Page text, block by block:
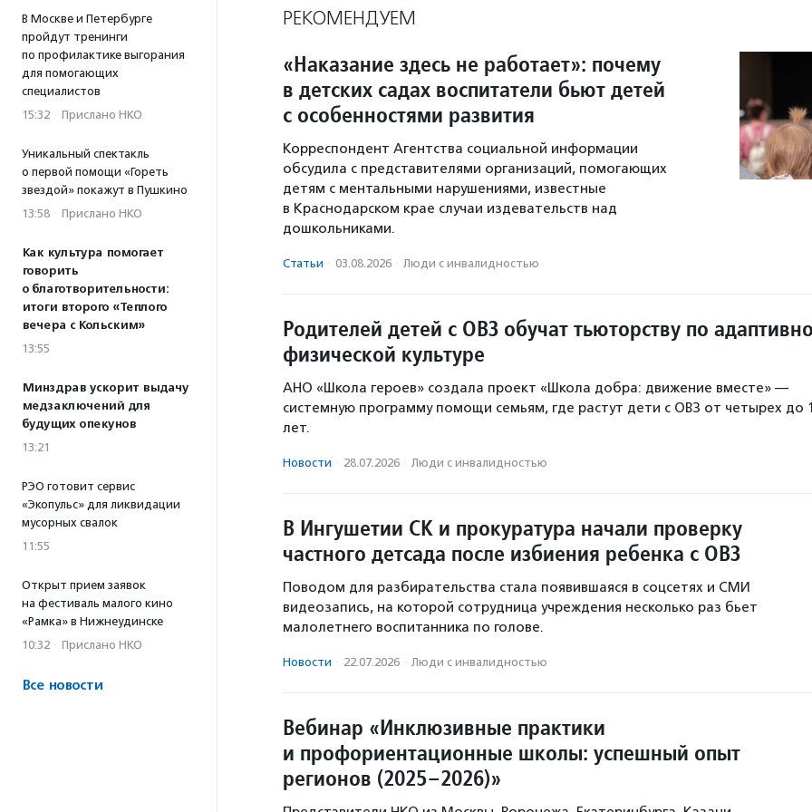
В Москве и Петербурге
пройдут тренинги
по профилактике выгорания
для помогающих
специалистов
15:32 · Прислано НКО
Уникальный спектакль
о первой помощи «Гореть
звездой» покажут в Пушкино
13:58 · Прислано НКО
Как культура помогает
говорить
о благотворительности:
итоги второго «Теплого
вечера с Кольским»
13:55
Минздрав ускорит выдачу
медзаключений для
будущих опекунов
13:21
РЭО готовит сервис
«Экопульс» для ликвидации
мусорных свалок
11:55
Открыт прием заявок
на фестиваль малого кино
«Рамка» в Нижнеудинске
10:32 · Прислано НКО
Все новости
РЕКОМЕНДУЕМ
«Наказание здесь не работает»: почему
в детских садах воспитатели бьют детей
с особенностями развития
Корреспондент Агентства социальной информации
обсудила с представителями организаций, помогающих
детям с ментальными нарушениями, известные
в Краснодарском крае случаи издевательств над
дошкольниками.
Статьи · 03.08.2026 · Люди с инвалидностью
Родителей детей с ОВЗ обучат тьюторству по
физической культуре
АНО «Школа героев» создала проект «Школа добра: движение вместе» —
системную программу помощи семьям, где растут дети с ОВЗ от четырех до
лет.
Новости · 28.07.2026 · Люди с инвалидностью
В Ингушетии СК и прокуратура начали проверку
частного детсада после избиения ребенка с ОВЗ
Поводом для разбирательства стала появившаяся в соцсетях и СМИ
видеозапись, на которой сотрудница учреждения несколько раз бьет
малолетнего воспитанника по голове.
Новости · 22.07.2026 · Люди с инвалидностью
Вебинар «Инклюзивные практики
и профориентационные школы: успешный опыт
регионов (2025–2026)»